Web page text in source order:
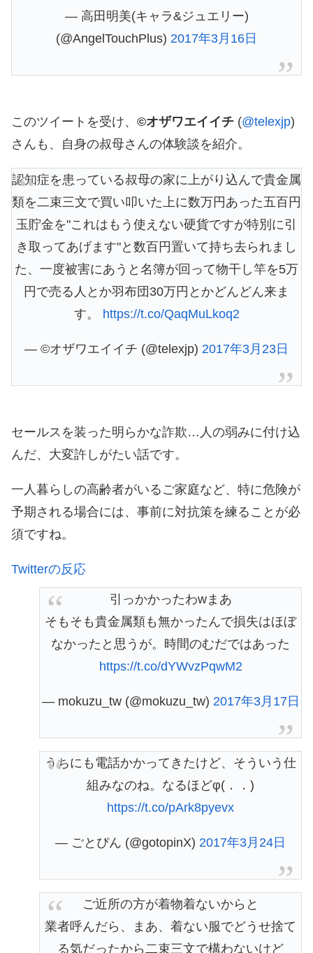
— 高田明美(キャラ&ジュエリー)
(@AngelTouchPlus) 2017年3月16日
このツイートを受け、 ©︎オザワエイイチ (@telexjp)
さんも、自身の叔母さんの体験談を紹介。
認知症を患っている叔母の家に上がり込んで貴金属
類を二束三文で買い叩いた上に数万円あった五百円
玉貯金を"これはもう使えない硬貨ですが特別に引
き取ってあげます"と数百円置いて持ち去られまし
た、一度被害にあうと名簿が回って物干し竿を5万
円で売る人とか羽布団30万円とかどんどん来ま
す。 https://t.co/QaqMuLkoq2
— ©︎オザワエイイチ (@telexjp) 2017年3月23日
セールスを装った明らかな詐欺…人の弱みに付け込
んだ、大変許しがたい話です。
一人暮らしの高齢者がいるご家庭など、特に危険が
予期される場合には、事前に対抗策を練ることが必
須ですね。
Twitterの反応
引っかかったわwまあ
そもそも貴金属類も無かったんで損失はほぼ
なかったと思うが。時間のむだではあった
https://t.co/dYWvzPqwM2
— mokuzu_tw (@mokuzu_tw) 2017年3月17日
うちにも電話かかってきたけど、そういう仕
組みなのね。なるほどφ(．．)
https://t.co/pArk8pyevx
— ごとぴん (@gotopinX) 2017年3月24日
ご近所の方が着物着ないからと
業者呼んだら、まあ、着ない服でどうせ捨て
る気だったから二束三文で構わないけど